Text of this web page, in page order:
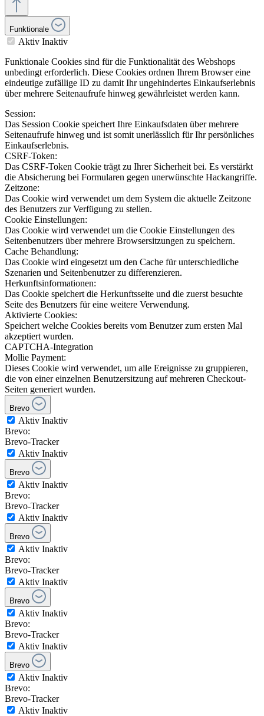
Funktionale
Aktiv Inaktiv
Funktionale Cookies sind für die Funktionalität des Webshops
unbedingt erforderlich. Diese Cookies ordnen Ihrem Browser eine
eindeutige zufällige ID zu damit Ihr ungehindertes Einkaufserlebnis
über mehrere Seitenaufrufe hinweg gewährleistet werden kann.
Session:
Das Session Cookie speichert Ihre Einkaufsdaten über mehrere
Seitenaufrufe hinweg und ist somit unerlässlich für Ihr persönliches
Einkaufserlebnis.
CSRF-Token:
Das CSRF-Token Cookie trägt zu Ihrer Sicherheit bei. Es verstärkt
die Absicherung bei Formularen gegen unerwünschte Hackangriffe.
Zeitzone:
Das Cookie wird verwendet um dem System die aktuelle Zeitzone
des Benutzers zur Verfügung zu stellen.
Cookie Einstellungen:
Das Cookie wird verwendet um die Cookie Einstellungen des
Seitenbenutzers über mehrere Browsersitzungen zu speichern.
Cache Behandlung:
Das Cookie wird eingesetzt um den Cache für unterschiedliche
Szenarien und Seitenbenutzer zu differenzieren.
Herkunftsinformationen:
Das Cookie speichert die Herkunftsseite und die zuerst besuchte
Seite des Benutzers für eine weitere Verwendung.
Aktivierte Cookies:
Speichert welche Cookies bereits vom Benutzer zum ersten Mal
akzeptiert wurden.
CAPTCHA-Integration
Mollie Payment:
Dieses Cookie wird verwendet, um alle Ereignisse zu gruppieren,
die von einer einzelnen Benutzersitzung auf mehreren Checkout-
Seiten generiert wurden.
Brevo
Aktiv Inaktiv
Brevo:
Brevo-Tracker
Aktiv Inaktiv
Brevo
Aktiv Inaktiv
Brevo:
Brevo-Tracker
Aktiv Inaktiv
Brevo
Aktiv Inaktiv
Brevo:
Brevo-Tracker
Aktiv Inaktiv
Brevo
Aktiv Inaktiv
Brevo:
Brevo-Tracker
Aktiv Inaktiv
Brevo
Aktiv Inaktiv
Brevo:
Brevo-Tracker
Aktiv Inaktiv